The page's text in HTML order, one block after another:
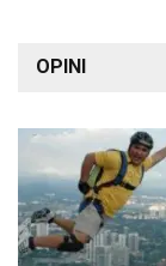
OPINI